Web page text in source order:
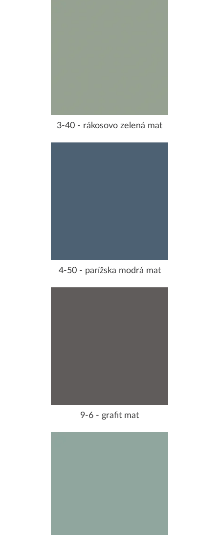
3-40 - rákosovo zelená mat
4-50 - parížska modrá mat
9-6 - grafit mat